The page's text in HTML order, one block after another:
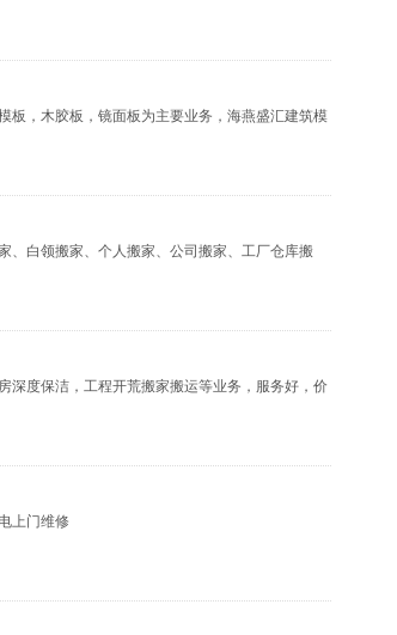
板，木胶板，镜面板为主要业务，海燕盛汇建筑模
、白领搬家、个人搬家、公司搬家、工厂仓库搬
深度保洁，工程开荒搬家搬运等业务，服务好，价
上门维修